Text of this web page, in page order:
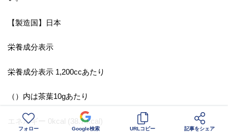
【製造国】日本
栄養成分表示
栄養成分表示 1,200ccあたり
（）内は茶葉10gあたり
エネルギー 0kcal (38.7 kcal)
フォロー Google検索 URLコピー 記事をシェア